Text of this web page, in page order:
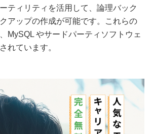
ティリティを活用して、論理バック
アップの作成が可能です。これらの
MySQL やサードパーティソフトウェ
れています。